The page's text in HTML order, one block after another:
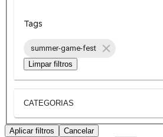
Tags
summer-game-fest
Limpar filtros
CATEGORIAS
Aplicar filtros Cancelar